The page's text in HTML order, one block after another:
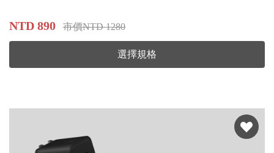
NTD 890 市價NTD 1280
選擇規格